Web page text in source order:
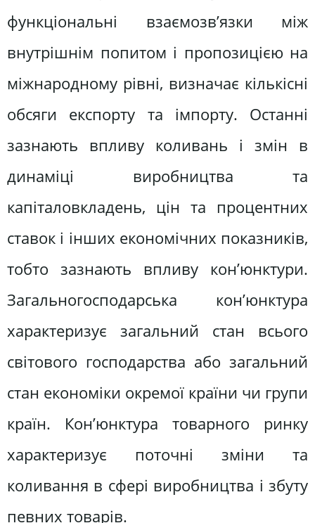
функціональні взаємозв’язки між
внутрішнім попитом і пропозицією на
міжнародному рівні, визначає кількісні
обсяги експорту та імпорту. Останні
зазнають впливу коливань і змін в
динаміці виробництва та
капіталовкладень, цін та процентних
ставок і інших економічних показників,
тобто зазнають впливу кон’юнктури.
Загальногосподарська кон’юнктура
характеризує загальний стан всього
світового господарства або загальний
стан економіки окремої країни чи групи
країн. Кон’юнктура товарного ринку
характеризує поточні зміни та
коливання в сфері виробництва і збуту
певних товарів.